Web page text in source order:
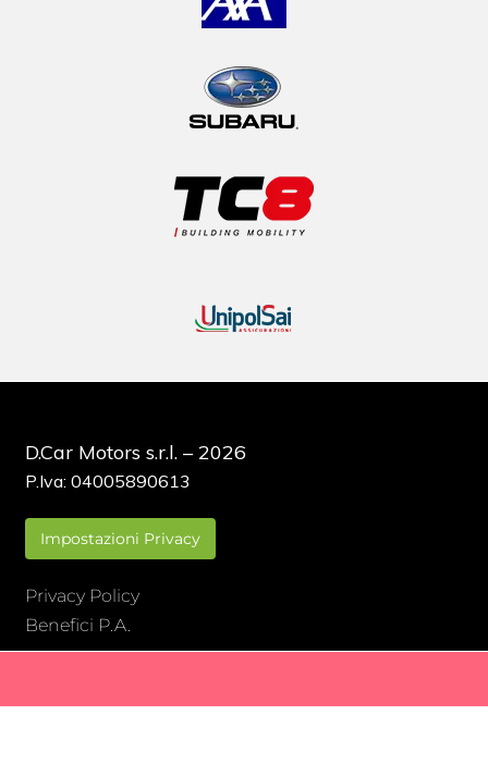
D.Car Motors s.r.l. – 2026
P.Iva: 04005890613
Impostazioni Privacy
Privacy Policy
Benefici P.A.